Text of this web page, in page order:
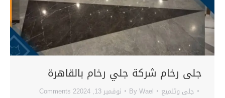
جلى رخام شركة جلي رخام بالقاهرة
جلى وتلميع By Wael نوفمبر 13, 2024 2 Comments